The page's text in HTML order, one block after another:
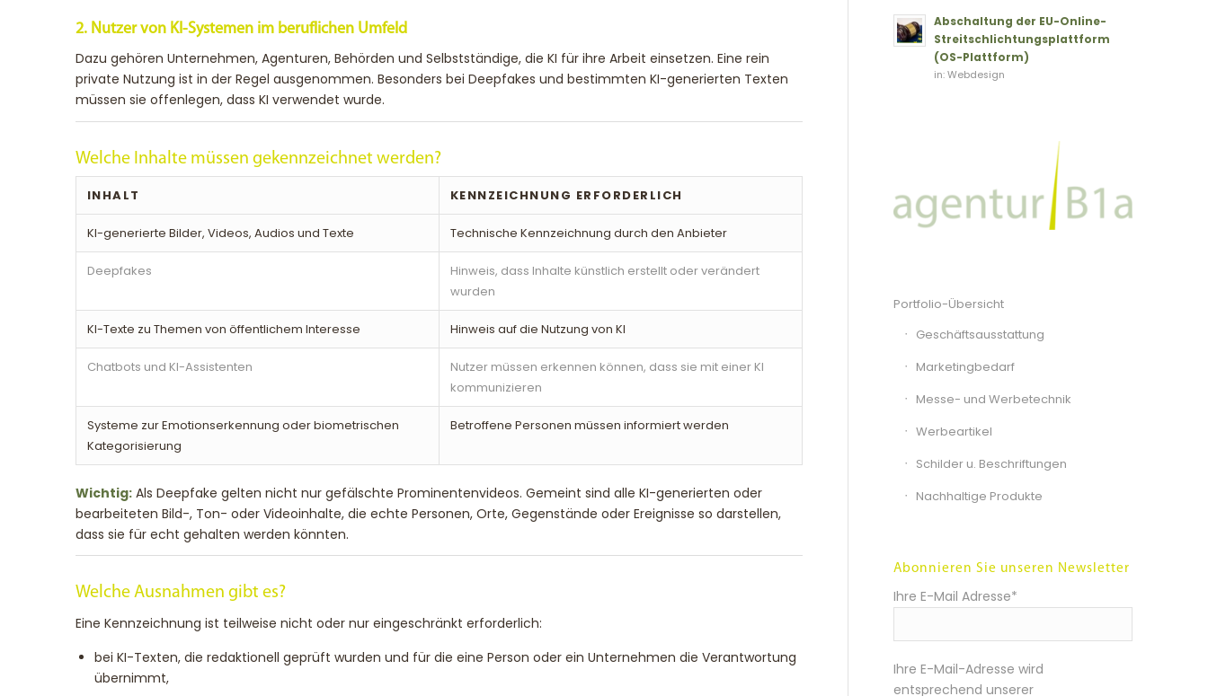
2. Nutzer von KI-Systemen im beruflichen Umfeld
Dazu gehören Unternehmen, Agenturen, Behörden und Selbstständige, die KI für ihre Arbeit einsetzen. Eine rein
private Nutzung ist in der Regel ausgenommen. Besonders bei Deepfakes und bestimmten KI-generierten Texten
müssen sie offenlegen, dass KI verwendet wurde.
Welche Inhalte müssen gekennzeichnet werden?
INHALT KENNZEICHNUNG ERFORDERLICH
KI-generierte Bilder, Videos, Audios und Texte Technische Kennzeichnung durch den Anbieter
Deepfakes
Hinweis, dass Inhalte künstlich erstellt oder verändert
wurden
KI-Texte zu Themen von öffentlichem Interesse Hinweis auf die Nutzung von KI
Chatbots und KI-Assistenten
Nutzer müssen erkennen können, dass sie mit einer KI
kommunizieren
Systeme zur Emotionserkennung oder biometrischen
Kategorisierung
Betroffene Personen müssen informiert werden
Wichtig:Als Deepfake gelten nicht nur gefälschte Prominentenvideos. Gemeint sind alle KI-generierten oder
bearbeiteten Bild-, Ton- oder Videoinhalte, die echte Personen, Orte, Gegenstände oder Ereignisse so darstellen,
dass sie für echt gehalten werden könnten.
Welche Ausnahmen gibt es?
Eine Kennzeichnung ist teilweise nicht oder nur eingeschränkt erforderlich:
bei KI-Texten, die redaktionell geprüft wurden und für die eine Person oder ein Unternehmen die Verantwortung
übernimmt,
Abschaltung der EU-Online-
Streitschlichtungsplattform
(OS-Plattform)
in: Webdesign
Portfolio-Übersicht
Geschäftsausstattung
Marketingbedarf
Messe- und Werbetechnik
Werbeartikel
Schilder u. Beschriftungen
Nachhaltige Produkte
Abonnieren Sie unseren Newsletter
Ihre E-Mail Adresse*
Ihre E-Mail-Adresse wird
entsprechend unserer